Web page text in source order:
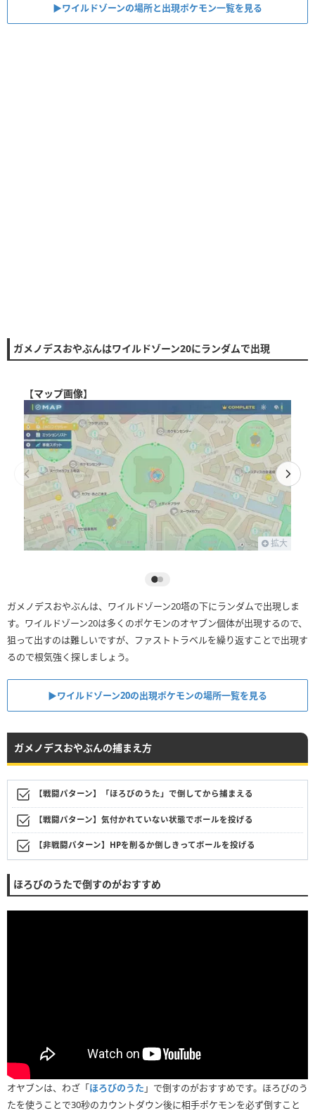
▶︎ワイルドゾーンの場所と出現ポケモン一覧を見る
ガメノデスおやぶんはワイルドゾーン20にランダムで出現
【マップ画像】
拡大
ガメノデスおやぶんは、ワイルドゾーン20塔の下にランダムで出現しま
す。ワイルドゾーン20は多くのポケモンのオヤブン個体が出現するので、
狙って出すのは難しいですが、ファストトラベルを繰り返すことで出現す
るので根気強く探しましょう。
▶︎ワイルドゾーン20の出現ポケモンの場所一覧を見る
ガメノデスおやぶんの捕まえ方
【戦闘パターン】「ほろびのうた」で倒してから捕まえる
【戦闘パターン】気付かれていない状態でボールを投げる
【非戦闘パターン】HPを削るか倒しきってボールを投げる
ほろびのうたで倒すのがおすすめ
オヤブンは、わざ「ほろびのうた 」で倒すのがおすすめです。ほろびのう
たを使うことで30秒のカウントダウン後に相手ポケモンを必ず倒すこと